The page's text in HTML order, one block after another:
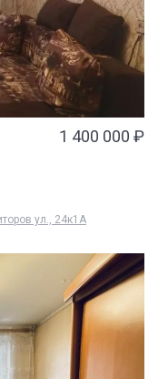
1 400 000 ₽
ул., 24к1А